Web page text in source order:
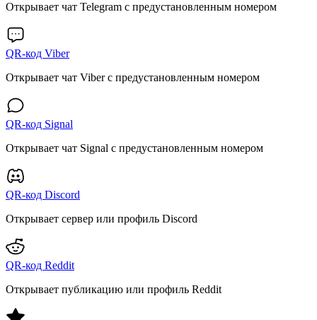
Открывает чат Telegram с предустановленным номером
QR-код Viber
Открывает чат Viber с предустановленным номером
QR-код Signal
Открывает чат Signal с предустановленным номером
QR-код Discord
Открывает сервер или профиль Discord
QR-код Reddit
Открывает публикацию или профиль Reddit